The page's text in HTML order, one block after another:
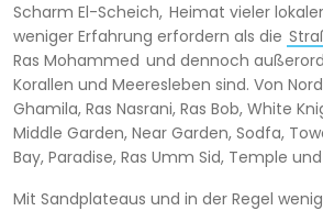
Scharm El-Scheich, Heimat vieler
weniger Erfahrung erfordern als die
Ras Mohammed und dennoch
Korallen und Meeresleben sind. Von
Ghamila, Ras Nasrani, Ras Bob, White
Middle Garden, Near Garden, Sodfa,
Bay, Paradise, Ras Umm Sid, Temple
Mit Sandplateaus und in der Regel